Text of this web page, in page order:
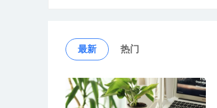
最新 热门